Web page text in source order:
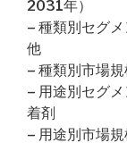
2031年）
– 種類別セグ
他
– 種類別市場規
– 用途別セグ
着剤
– 用途別市場規